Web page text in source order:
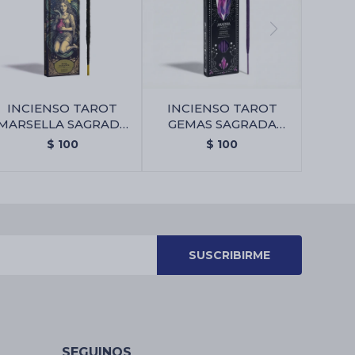
INCIENSO TAROT
SAGRADA
MADRE X6 -
$ 100
INCIENSO TAROT
GEMAS SAGRADA
MADRE X6 - Amatista -
$ 100
SUSCRIBIRME
SEGUINOS